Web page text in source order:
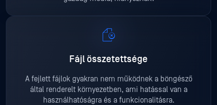
Fájl összetettsége
A fejlett fájlok gyakran nem működnek a böngésző
által renderelt környezetben, ami hatással van a
használhatóságra és a funkcionalitásra.